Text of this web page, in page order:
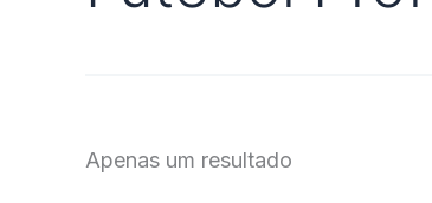
Apenas um resultado